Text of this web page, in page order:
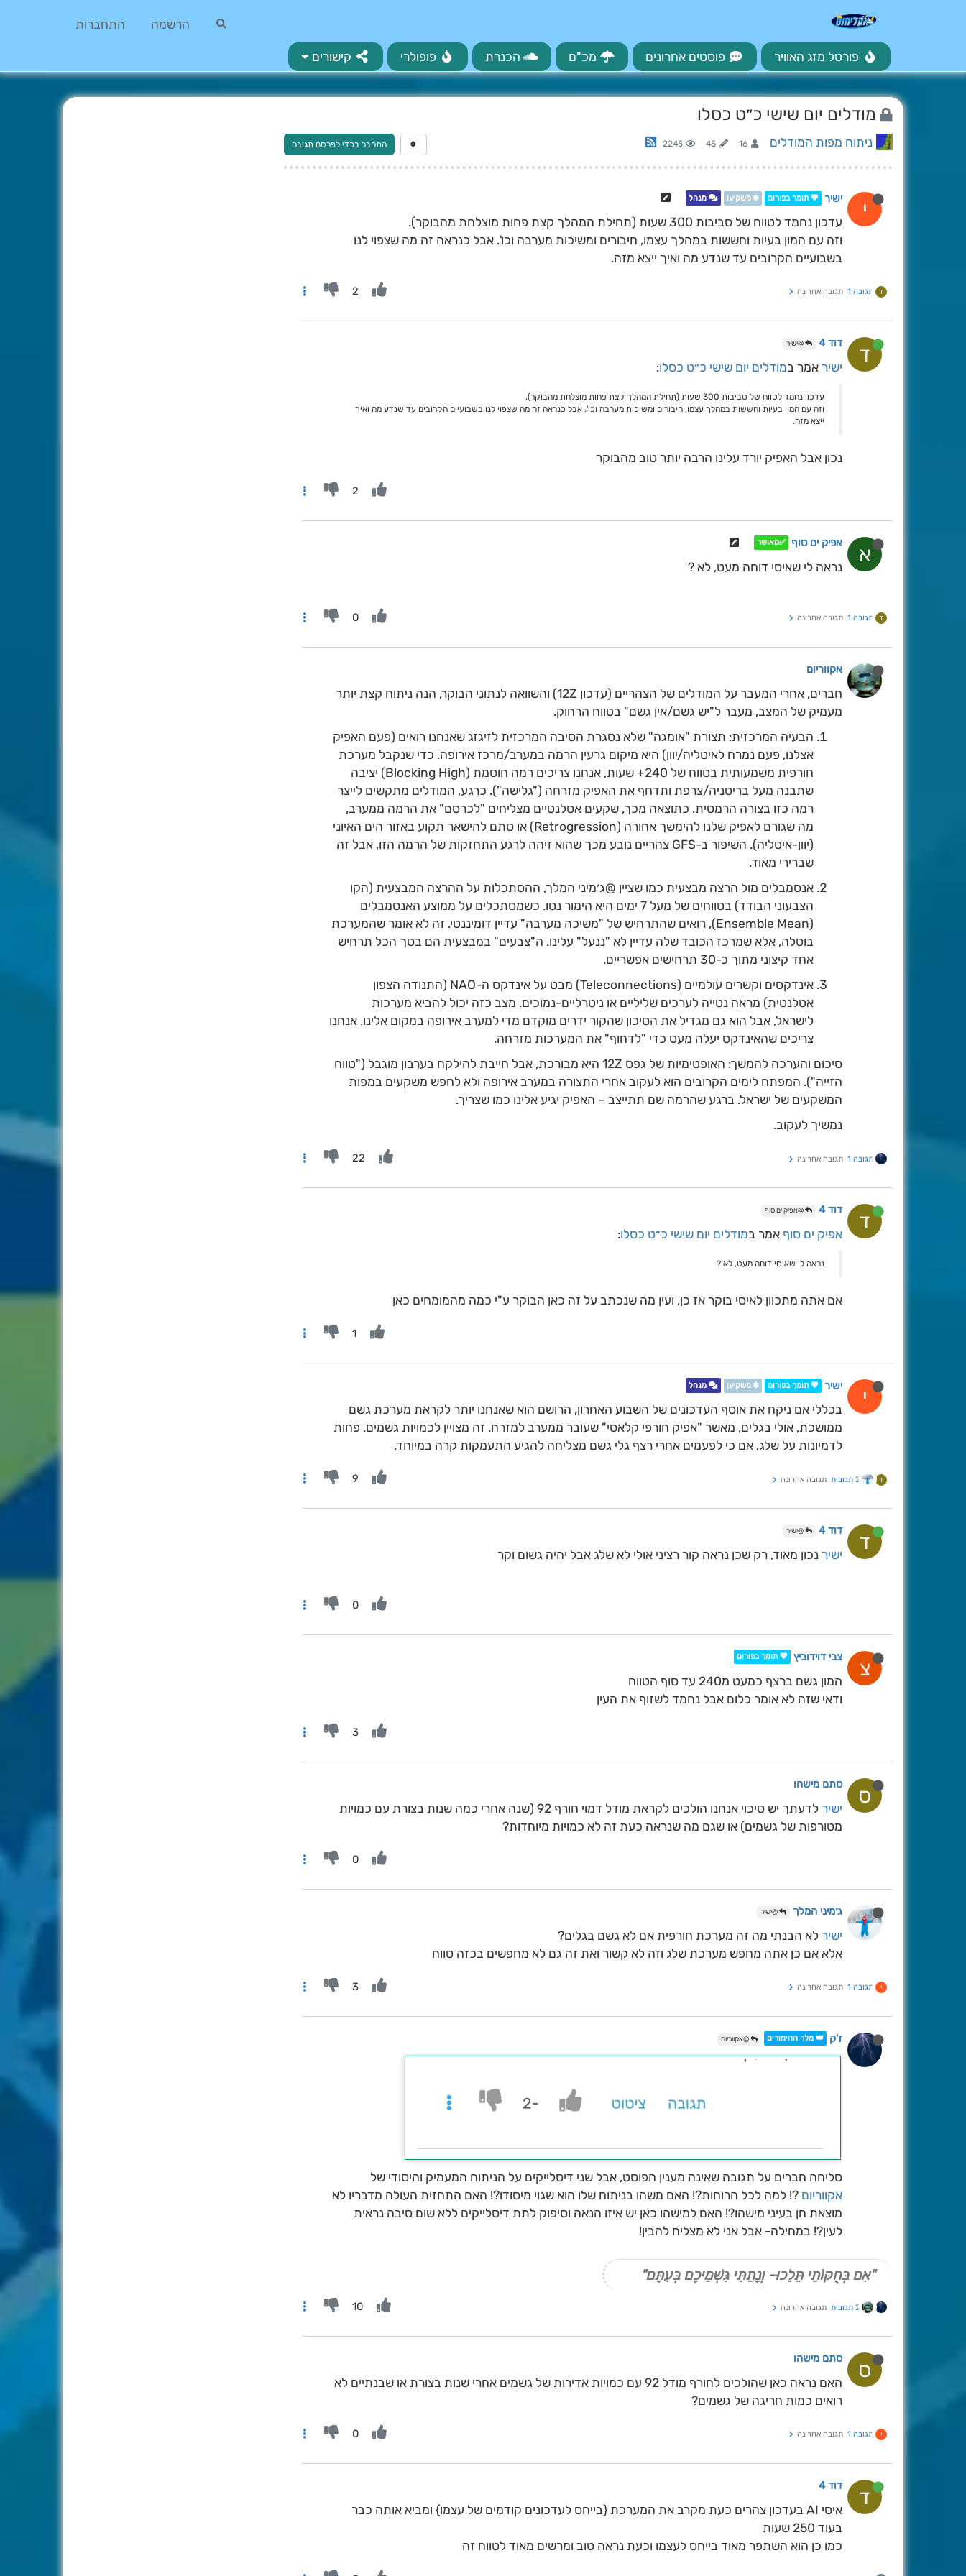
הרשמה התחברות
פורטל מזג האוויר פוסטים אחרונים מכ"ם הכנרת פופולרי קישורים
מודלים יום שישי כ״ט כסלו
ניתוח מפות המודלים 16
45
2245 התחבר בכדי לפרסם תגובה
י ישיר 💖 תומך בפורום ❄️ משקיען מנהל
עדכון נחמד לטווח של סביבות 300 שעות (תחילת המהלך קצת פחות מוצלחת מהבוקר).
וזה עם המון בעיות וחששות במהלך עצמו, חיבורים ומשיכות מערבה וכו'. אבל כנראה זה מה שצפוי לנו
בשבועיים הקרובים עד שנדע מה ואיך ייצא מזה.
ד תגובה 1 תגובה אחרונה 2
ד דוד 4 @ישיר
ישיר אמר במודלים יום שישי כ״ט כסלו:
עדכון נחמד לטווח של סביבות 300 שעות (תחילת המהלך קצת פחות מוצלחת מהבוקר).
וזה עם המון בעיות וחששות במהלך עצמו, חיבורים ומשיכות מערבה וכו'. אבל כנראה זה מה שצפוי לנו בשבועיים הקרובים עד שנדע מה ואיך
ייצא מזה.
נכון אבל האפיק יורד עלינו הרבה יותר טוב מהבוקר
2
א אפיק ים סוף ✅מאושר
נראה לי שאיסי דוחה מעט, לא ?
ד תגובה 1 תגובה אחרונה 0
אקווריום
חברים, אחרי המעבר על המודלים של הצהריים (עדכון 12Z) והשוואה לנתוני הבוקר, הנה ניתוח קצת יותר
מעמיק של המצב, מעבר ל"יש גשם/אין גשם" בטווח הרחוק.
הבעיה המרכזית: תצורת "אומגה" שלא נסגרת הסיבה המרכזית לזיגזג שאנחנו רואים (פעם האפיק
אצלנו, פעם נמרח לאיטליה/יוון) היא מיקום גרעין הרמה במערב/מרכז אירופה. כדי שנקבל מערכת
חורפית משמעותית בטווח של 240+ שעות, אנחנו צריכים רמה חוסמת (Blocking High) יציבה
שתבנה מעל בריטניה/צרפת ותדחף את האפיק מזרחה ("גלישה"). כרגע, המודלים מתקשים לייצר
רמה כזו בצורה הרמטית. כתוצאה מכך, שקעים אטלנטיים מצליחים "לכרסם" את הרמה ממערב,
מה שגורם לאפיק שלנו להימשך אחורה (Retrogression) או סתם להישאר תקוע באזור הים האיוני
(יוון-איטליה). השיפור ב-GFS צהריים נובע מכך שהוא זיהה לרגע התחזקות של הרמה הזו, אבל זה
שברירי מאוד.
אנסמבלים מול הרצה מבצעית כמו שציין @ג׳מיני המלך, ההסתכלות על ההרצה המבצעית (הקו
הצבעוני הבודד) בטווחים של מעל 7 ימים היא הימור נטו. כשמסתכלים על ממוצע האנסמבלים
(Ensemble Mean), רואים שהתרחיש של "משיכה מערבה" עדיין דומיננטי. זה לא אומר שהמערכת
בוטלה, אלא שמרכז הכובד שלה עדיין לא "ננעל" עלינו. ה"צבעים" במבצעית הם בסך הכל תרחיש
אחד קיצוני מתוך כ-30 תרחישים אפשריים.
אינדקסים וקשרים עולמיים (Teleconnections) מבט על אינדקס ה-NAO (התנודה הצפון
אטלנטית) מראה נטייה לערכים שליליים או ניטרליים-נמוכים. מצב כזה יכול להביא מערכות
לישראל, אבל הוא גם מגדיל את הסיכון שהקור ידרים מוקדם מדי למערב אירופה במקום אלינו. אנחנו
צריכים שהאינדקס יעלה מעט כדי "לדחוף" את המערכות מזרחה.
סיכום והערכה להמשך: האופטימיות של גפס 12Z היא מבורכת, אבל חייבת להילקח בערבון מוגבל ("טווח
הזייה"). המפתח לימים הקרובים הוא לעקוב אחרי התצורה במערב אירופה ולא לחפש משקעים במפות
המשקעים של ישראל. ברגע שהרמה שם תתייצב – האפיק יגיע אלינו כמו שצריך.
נמשיך לעקוב.
תגובה 1 תגובה אחרונה 22
ד דוד 4 @אפיק ים סוף
אפיק ים סוף אמר במודלים יום שישי כ״ט כסלו:
נראה לי שאיסי דוחה מעט, לא ?
אם אתה מתכוון לאיסי בוקר אז כן, ועין מה שנכתב על זה כאן הבוקר ע"י כמה מהמומחים כאן
1
י ישיר 💖 תומך בפורום ❄️ משקיען מנהל
בכללי אם ניקח את אוסף העדכונים של השבוע האחרון, הרושם הוא שאנחנו יותר לקראת מערכת גשם
ממושכת, אולי בגלים, מאשר "אפיק חורפי קלאסי" שעובר ממערב למזרח. זה מצויין לכמויות גשמים. פחות
לדמיונות על שלג, אם כי לפעמים אחרי רצף גלי גשם מצליחה להגיע התעמקות קרה במיוחד.
ד 2 תגובות תגובה אחרונה 9
ד דוד 4 @ישיר
ישיר נכון מאוד, רק שכן נראה קור רציני אולי לא שלג אבל יהיה גשום וקר
0
צ צבי דוידוביץ 💖 תומך בפורום
המון גשם ברצף כמעט מ240 עד סוף הטווח
ודאי שזה לא אומר כלום אבל נחמד לשזוף את העין
3
ס סתם מישהו
ישיר
לדעתך יש סיכוי אנחנו הולכים לקראת מודל דמוי חורף 92 (שנה אחרי כמה שנות בצורת עם כמויות
מטורפות של גשמים) או שגם מה שנראה כעת זה לא כמויות מיוחדות?
0
ג׳מיני המלך @ישיר
ישיר לא הבנתי מה זה מערכת חורפית אם לא גשם בגלים?
אלא אם כן אתה מחפש מערכת שלג וזה לא קשור ואת זה גם לא מחפשים בכזה טווח
י תגובה 1 תגובה אחרונה 3
ז'ק 👑 מלך ההימורים @אקווריום
סליחה חברים על תגובה שאינה מענין הפוסט, אבל שני דיסלייקים על הניתוח המעמיק והיסודי של
אקווריום ?! למה לכל הרוחות?! האם משהו בניתוח שלו הוא שגוי מיסודו?! האם התחזית העולה מדבריו לא
מוצאת חן בעיני מישהו?! האם למישהו כאן יש איזו הנאה וסיפוק לתת דיסלייקים ללא שום סיבה נראית
לעין?! במחילה- אבל אני לא מצליח להבין!
"אִם בְּחֻקּוֹתַי תֵּלֵכוּ- וְנָתַתִּי גִּשְׁמֵיכֶם בְּעִתָּם"
2 תגובות תגובה אחרונה 10
ס סתם מישהו
האם נראה כאן שהולכים לחורף מודל 92 עם כמויות אדירות של גשמים אחרי שנות בצורת או שבנתיים לא
רואים כמות חריגה של גשמים?
י תגובה 1 תגובה אחרונה 0
ד דוד 4
איסי AI בעדכון צהרים כעת מקרב את המערכת {בייחס לעדכונים קודמים של עצמו} ומביא אותה כבר
בעוד 250 שעות
כמו כן הוא השתפר מאוד בייחס לעצמו וכעת נראה טוב ומרשים מאוד לטווח זה